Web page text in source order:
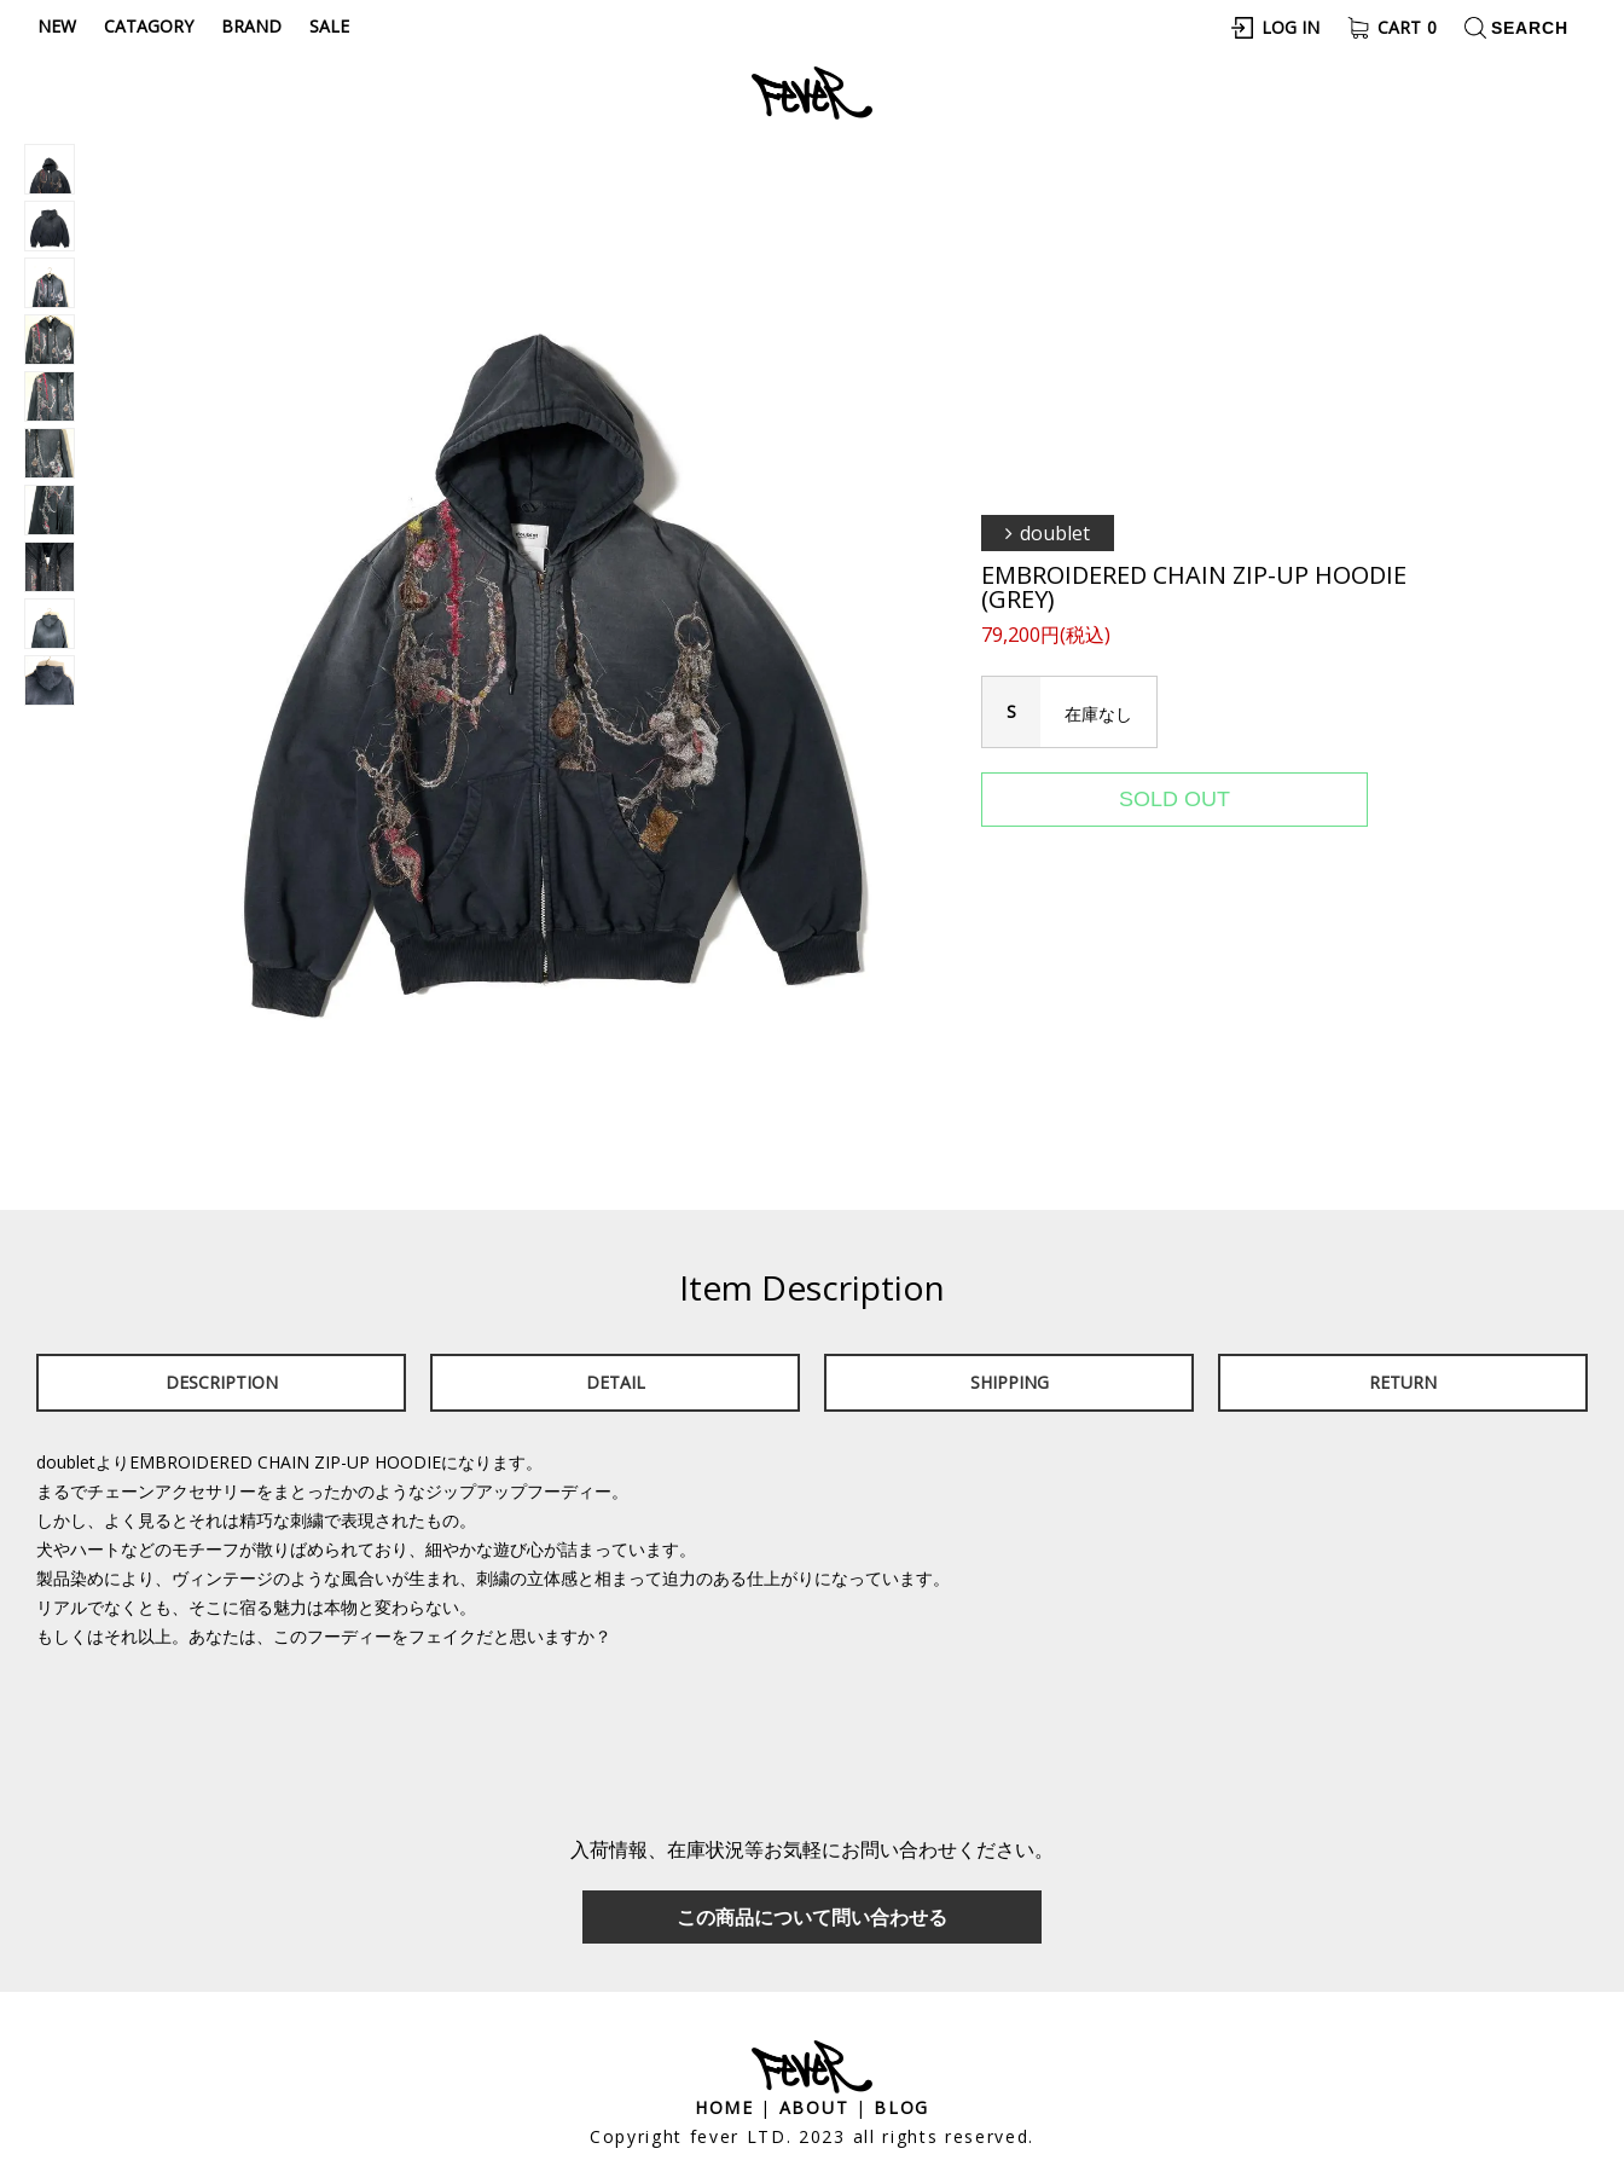
LOG IN CART 0
NEW CATAGORY BRAND SALE
doublet
EMBROIDERED CHAIN ZIP-UP HOODIE
(GREY)
79,200円(税込)
S 在庫なし
Item Description
DESCRIPTION DETAIL SHIPPING RETURN
doubletよりEMBROIDERED CHAIN ZIP-UP HOODIEになります。
まるでチェーンアクセサリーをまとったかのようなジップアップフーディー。
しかし、よく見るとそれは精巧な刺繍で表現されたもの。
犬やハートなどのモチーフが散りばめられており、細やかな遊び心が詰まっています。
製品染めにより、ヴィンテージのような風合いが生まれ、刺繍の立体感と相まって迫力のある仕上がりになっています。
リアルでなくとも、そこに宿る魅力は本物と変わらない。
もしくはそれ以上。あなたは、このフーディーをフェイクだと思いますか？
入荷情報、在庫状況等お気軽にお問い合わせください。
この商品について問い合わせる
HOME | ABOUT | BLOG
Copyright fever LTD. 2023 all rights reserved.